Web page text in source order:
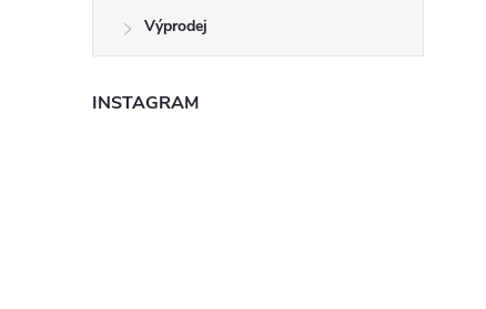
Výprodej
INSTAGRAM